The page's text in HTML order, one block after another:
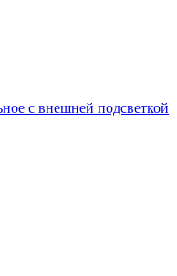
с внешней подсветкой